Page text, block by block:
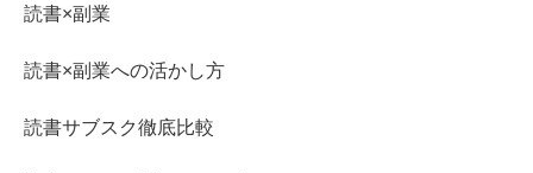
読書×副業
読書×副業への活かし方
読書サブスク徹底比較